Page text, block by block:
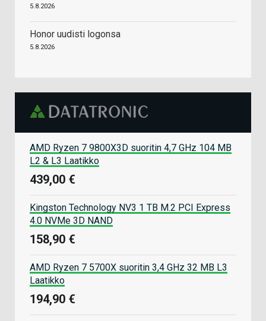
5.8.2026
Honor uudisti logonsa
5.8.2026
AMD Ryzen 7 9800X3D suoritin 4,7 GHz 104 MB
L2 & L3 Laatikko
439,00 €
Kingston Technology NV3 1 TB M.2 PCI Express
4.0 NVMe 3D NAND
158,90 €
AMD Ryzen 7 5700X suoritin 3,4 GHz 32 MB L3
Laatikko
194,90 €